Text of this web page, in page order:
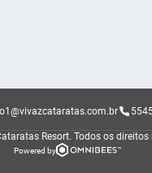
Resort. Todos os direitos
Powered by